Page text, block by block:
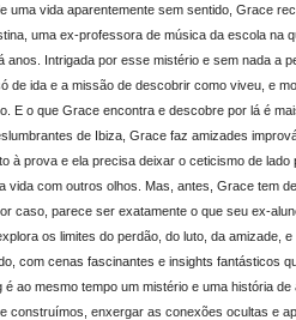
uma vida aparentemente sem sentido, Grace
uma ex-professora de música da escola na
anos. Intrigada por esse mistério e sem nada a
de ida e a missão de descobrir como viveu, e
E o que Grace encontra e descobre por lá é
de Ibiza, Grace faz amizades
à prova e ela precisa deixar o ceticismo de
vida com outros olhos. Mas, antes, Grace tem
caso, parece ser exatamente o que seu ex-
os limites do perdão, do luto, da amizade,
com cenas fascinantes e insights fantásticos
é ao mesmo tempo um mistério e uma história
construímos, enxergar as conexões ocultas e